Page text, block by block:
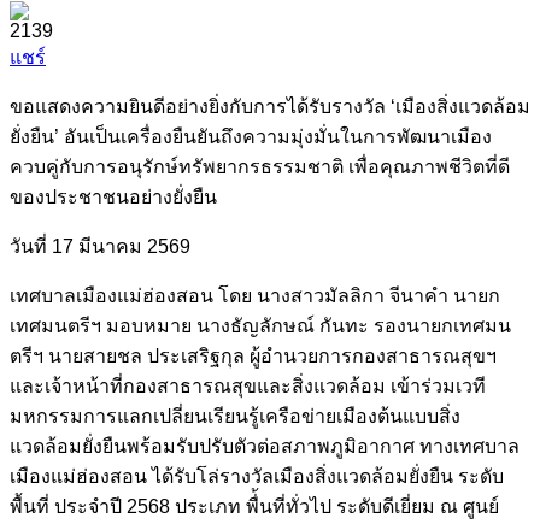
2139
แชร์
ขอแสดงความยินดีอย่างยิ่งกับการได้รับรางวัล ‘เมืองสิ่งแวดล้อม
ยั่งยืน’ อันเป็นเครื่องยืนยันถึงความมุ่งมั่นในการพัฒนาเมือง
ควบคู่กับการอนุรักษ์ทรัพยากรธรรมชาติ เพื่อคุณภาพชีวิตที่ดี
ของประชาชนอย่างยั่งยืน
วันที่ 17 มีนาคม 2569
เทศบาลเมืองแม่ฮ่องสอน โดย นางสาวมัลลิกา จีนาคำ นายก
เทศมนตรีฯ มอบหมาย นางธัญลักษณ์ กันทะ รองนายกเทศมน
ตรีฯ นายสายชล ประเสริฐกุล ผู้อำนวยการกองสาธารณสุขฯ
และเจ้าหน้าที่กองสาธารณสุขและสิ่งแวดล้อม เข้าร่วมเวที
มหกรรมการแลกเปลี่ยนเรียนรู้เครือข่ายเมืองต้นแบบสิ่ง
แวดล้อมยั่งยืนพร้อมรับปรับตัวต่อสภาพภูมิอากาศ ทางเทศบาล
เมืองแม่ฮ่องสอน ได้รับโล่รางวัลเมืองสิ่งแวดล้อมยั่งยืน ระดับ
พื้นที่ ประจำปี 2568 ประเภท พื่้นที่ทั่วไป ระดับดีเยี่ยม ณ ศูนย์